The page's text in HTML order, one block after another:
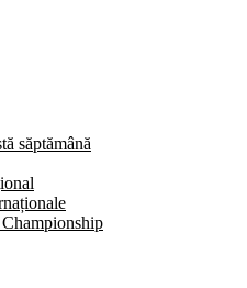
săptămână